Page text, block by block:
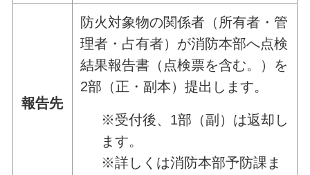
報告先
防火対象物の関係者（所有者・管
理者・占有者）が消防本部へ点検
結果報告書（点検票を含む。）を
2部（正・副本）提出します。
※受付後、1部（副）は返却し
ます。
※詳しくは消防本部予防課ま